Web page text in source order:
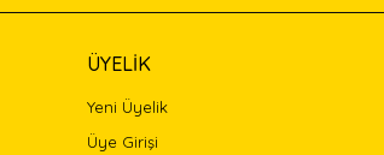
ÜYELİK
Yeni Üyelik
Üye Girişi